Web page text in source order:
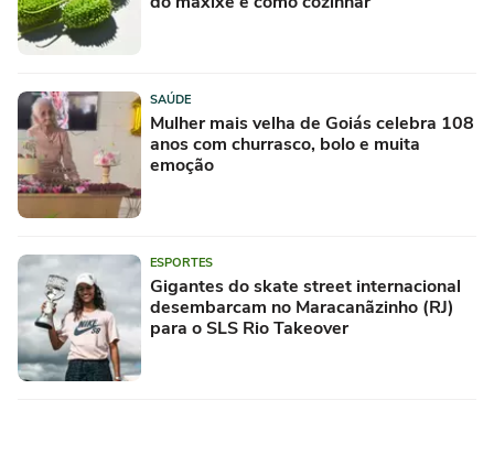
SAÚDE
Mulher mais velha de Goiás celebra 108
anos com churrasco, bolo e muita
emoção
ESPORTES
Gigantes do skate street internacional
desembarcam no Maracanãzinho (RJ)
para o SLS Rio Takeover